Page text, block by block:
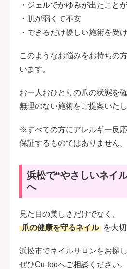
・ジェルでかゆみが出たこと
・肌が弱くて不安
・できるだけ優しい施術を受
このようなお悩みをお持ちの
います。
お一人おひとりの爪の状態を
無理のない施術をご提案いたし
※すべての方にアレルギー反
保証するものではありません。
浜松で“やさしいネイ
へ
見た目の美しさだけでなく、
爪の健康を守るネイル
を大
浜松市でネイルサロンをお探し
ぜひCu-tooへご相談ください。